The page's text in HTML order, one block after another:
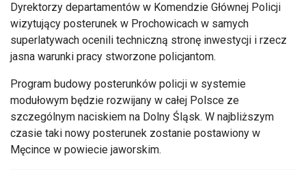
Dyrektorzy departamentów w Komendzie Głównej Policji
wizytujący posterunek w Prochowicach w samych
superlatywach ocenili techniczną stronę inwestycji i rzecz
jasna warunki pracy stworzone policjantom.
Program budowy posterunków policji w systemie
modułowym będzie rozwijany w całej Polsce ze
szczególnym naciskiem na Dolny Śląsk. W najbliższym
czasie taki nowy posterunek zostanie postawiony w
Męcince w powiecie jaworskim.